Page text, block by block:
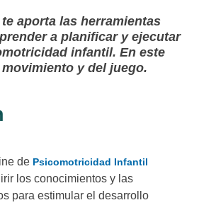
aporta las herramientas
a planificar y ejecutar
infantil. En este
y del juego.
de Psicomotricidad Infantil
los conocimientos y las
para estimular el desarrollo